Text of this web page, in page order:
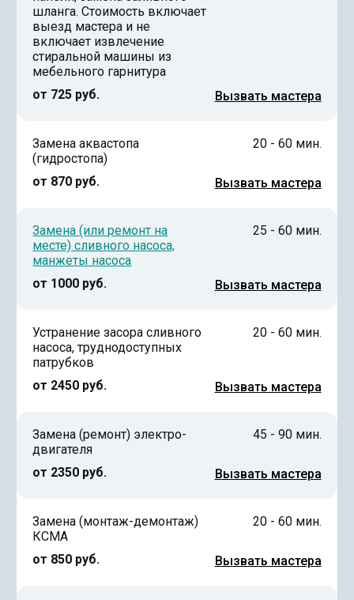
шланга. Стоимость включает
выезд мастера и не
включает извлечение
стиральной машины из
мебельного гарнитура
от 725 руб.
Вызвать мастера
Замена аквастопа
(гидростопа)
от 870 руб.
20 - 60 мин.
Вызвать мастера
Замена (или ремонт на
месте) сливного насоса,
манжеты насоса
от 1000 руб.
25 - 60 мин.
Вызвать мастера
Устранение засора сливного
насоса, труднодоступных
патрубков
от 2450 руб.
20 - 60 мин.
Вызвать мастера
Замена (ремонт) электро-
двигателя
от 2350 руб.
45 - 90 мин.
Вызвать мастера
Замена (монтаж-демонтаж)
КСМА
от 850 руб.
20 - 60 мин.
Вызвать мастера